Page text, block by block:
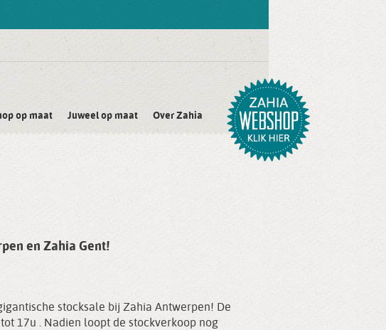
op maat Juweel op maat Over Zahia
en Zahia Gent!
stocksale bij Zahia Antwerpen! De
17u . Nadien loopt de stockverkoop nog